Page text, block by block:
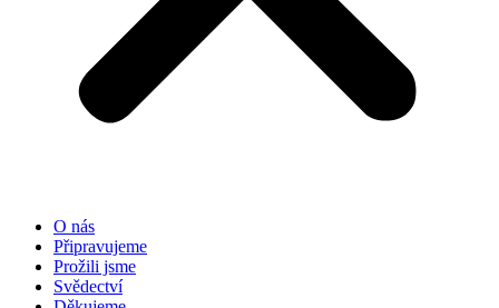
O nás
Připravujeme
Prožili jsme
Svědectví